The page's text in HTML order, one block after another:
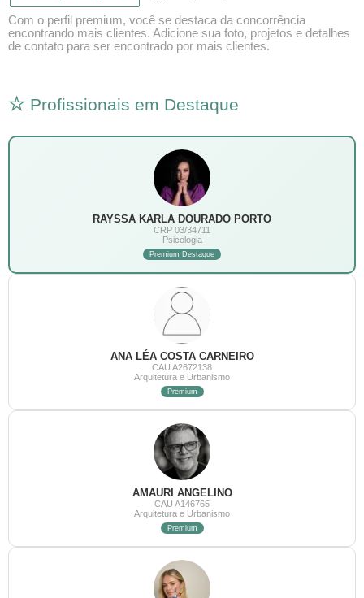
Com o perfil premium, você se destaca da concorrência
encontrando mais clientes. Adicione sua foto, projetos e detalhes
de contato para ser encontrado por mais clientes.
Profissionais em Destaque
RAYSSA KARLA DOURADO PORTO
CRP 03/34711
Psicologia
Premium Destaque
ANA LÉA COSTA CARNEIRO
CAU A2672138
Arquitetura e Urbanismo
Premium
AMAURI ANGELINO
CAU A146765
Arquitetura e Urbanismo
Premium